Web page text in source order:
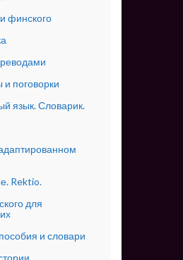
финского
поговорки
язык. Словарик.
Rektio.
для
и словари